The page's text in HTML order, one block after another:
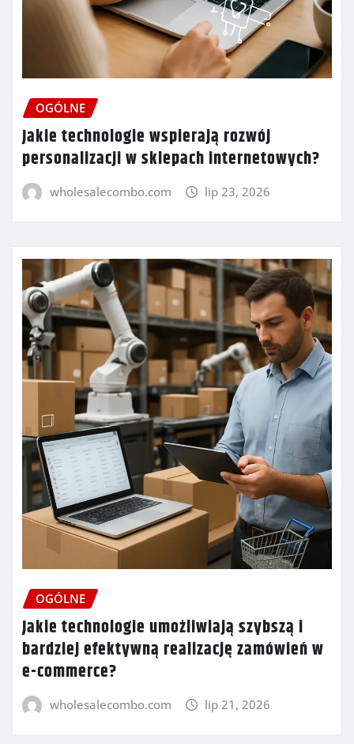
OGÓLNE
Jakie technologie wspierają rozwój
personalizacji w sklepach internetowych?
wholesalecombo.com lip 23, 2026
OGÓLNE
Jakie technologie umożliwiają szybszą i
bardziej efektywną realizację zamówień w
e-commerce?
wholesalecombo.com lip 21, 2026